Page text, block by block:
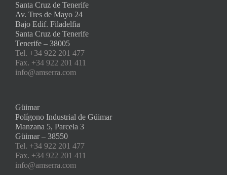
Santa Cruz de Tenerife
Av. Tres de Mayo 24
Bajo Edif. Filadelfia
Santa Cruz de Tenerife
Tenerife – 38005
Tel. +34 922 201 477
Fax. +34 922 201 411
info@amserra.com
Güimar
Polígono Industrial de Güimar
Manzana 5, Parcela 3
Güimar – 38550
Tel. +34 922 201 477
Fax. +34 922 201 411
info@amserra.com